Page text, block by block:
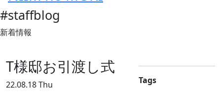
#staffblog
新着情報
T様邸お引渡し式
22.08.18 Thu
Tags